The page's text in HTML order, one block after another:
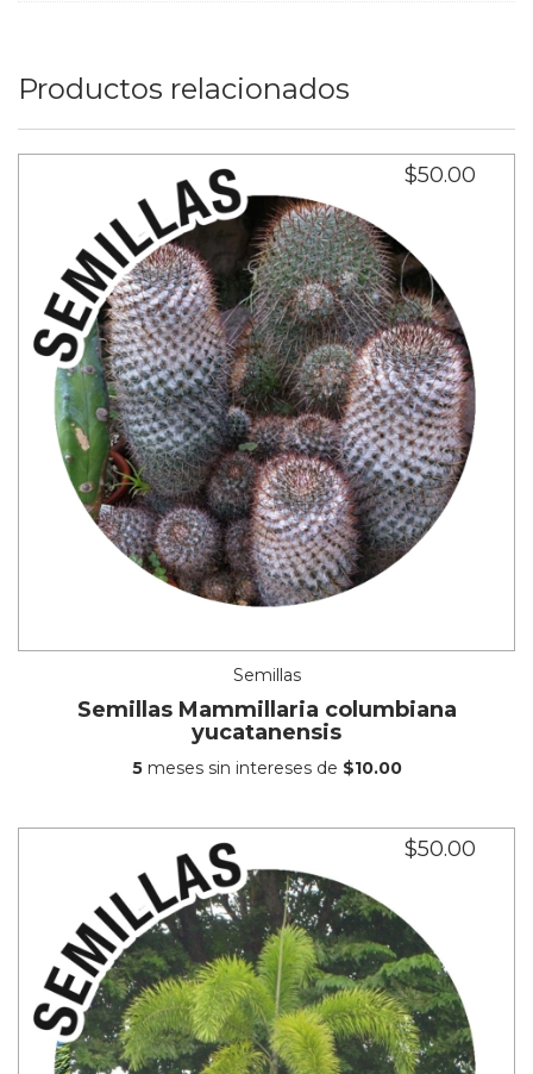
Productos relacionados
$50.00
Semillas
Semillas Mammillaria columbiana
yucatanensis
5meses sin intereses de $10.00
$50.00